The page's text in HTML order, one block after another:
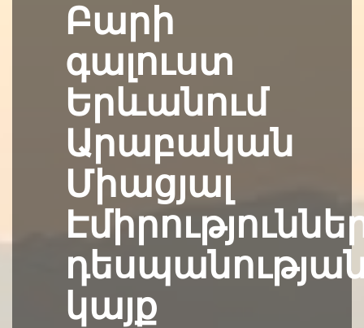
Բարի
գալուստ
Երևանում
Արաբական
Միացյալ
կայք